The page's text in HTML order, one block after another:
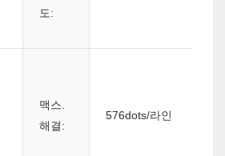
도:
맥스.
해결:
576dots/라인